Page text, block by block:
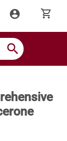
account_circle shopping_cart
search